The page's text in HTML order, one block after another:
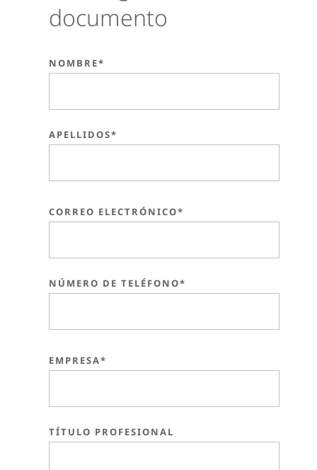
documento
NOMBRE*
APELLIDOS*
CORREO ELECTRÓNICO*
NÚMERO DE TELÉFONO*
EMPRESA*
TÍTULO PROFESIONAL